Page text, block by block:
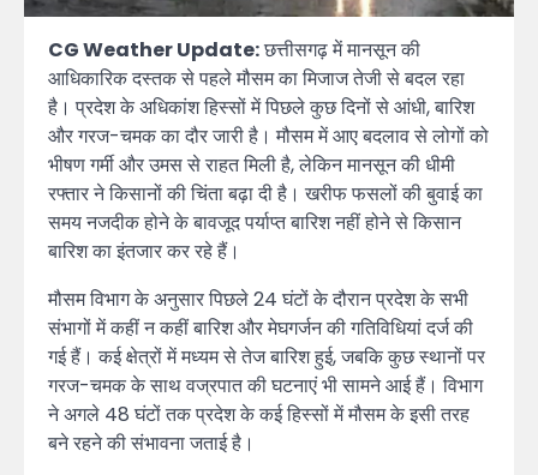
CG Weather Update:छत्तीसगढ़ में मानसून की
आधिकारिक दस्तक से पहले मौसम का मिजाज तेजी से बदल रहा
है। प्रदेश के अधिकांश हिस्सों में पिछले कुछ दिनों से आंधी, बारिश
और गरज-चमक का दौर जारी है। मौसम में आए बदलाव से लोगों को
भीषण गर्मी और उमस से राहत मिली है, लेकिन मानसून की धीमी
रफ्तार ने किसानों की चिंता बढ़ा दी है। खरीफ फसलों की बुवाई का
समय नजदीक होने के बावजूद पर्याप्त बारिश नहीं होने से किसान
बारिश का इंतजार कर रहे हैं।
मौसम विभाग के अनुसार पिछले 24 घंटों के दौरान प्रदेश के सभी
संभागों में कहीं न कहीं बारिश और मेघगर्जन की गतिविधियां दर्ज की
गई हैं। कई क्षेत्रों में मध्यम से तेज बारिश हुई, जबकि कुछ स्थानों पर
गरज-चमक के साथ वज्रपात की घटनाएं भी सामने आई हैं। विभाग
ने अगले 48 घंटों तक प्रदेश के कई हिस्सों में मौसम के इसी तरह
बने रहने की संभावना जताई है।